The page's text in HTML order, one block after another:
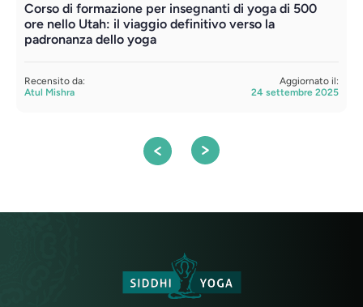
Corso di formazione per insegnanti di yoga di 500
ore nello Utah: il viaggio definitivo verso la
padronanza dello yoga
Recensito da:
Atul Mishra
Aggiornato il:
24 settembre 2025